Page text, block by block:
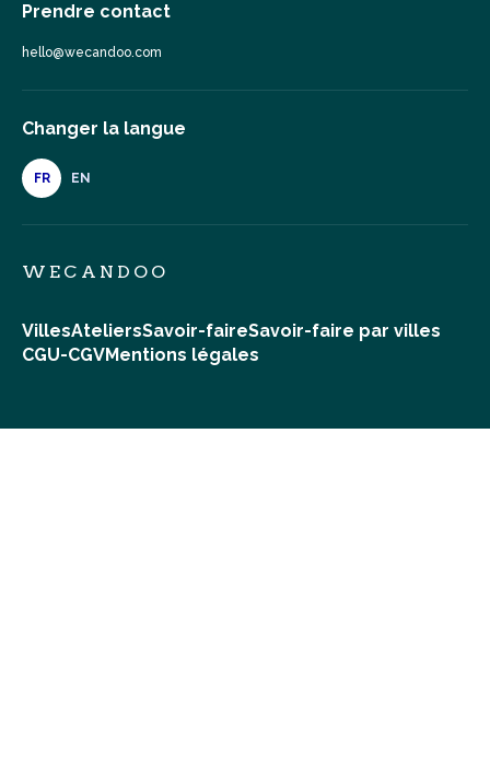
Prendre contact
hello@wecandoo.com
Changer la langue
FR EN
WECANDOO
VillesAteliersSavoir-faireSavoir-faire par villes
CGU-CGVMentions légales